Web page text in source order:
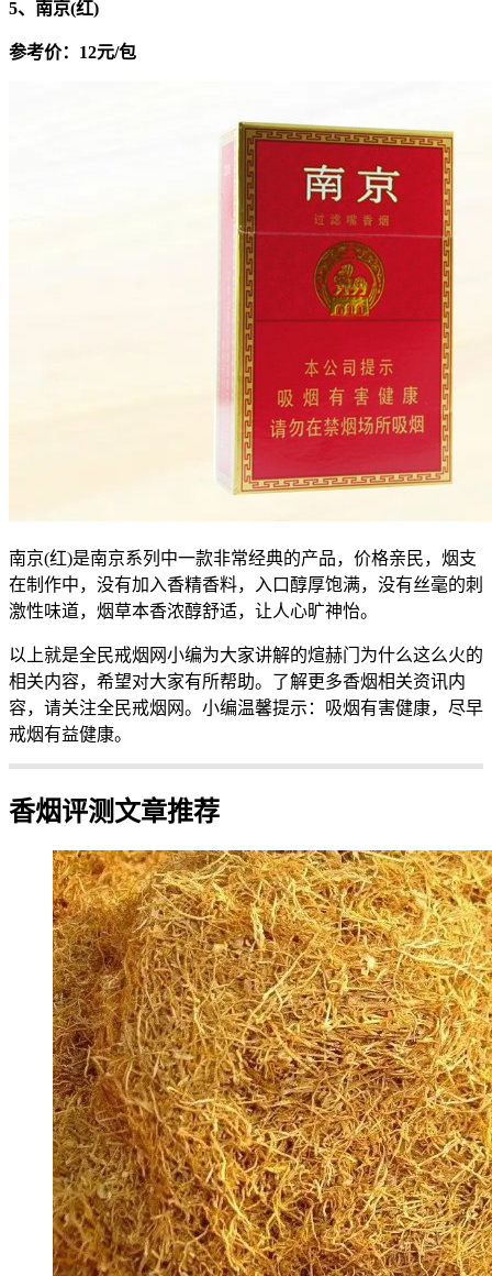
5、南京(红)
参考价：12元/包
南京(红)是南京系列中一款非常经典的产品，价格亲民，烟支
在制作中，没有加入香精香料，入口醇厚饱满，没有丝毫的刺
激性味道，烟草本香浓醇舒适，让人心旷神怡。
以上就是全民戒烟网小编为大家讲解的煊赫门为什么这么火的
相关内容，希望对大家有所帮助。了解更多香烟相关资讯内
容，请关注全民戒烟网。小编温馨提示：吸烟有害健康，尽早
戒烟有益健康。
香烟评测文章推荐